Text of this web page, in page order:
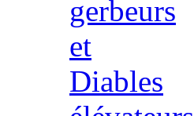
gerbeurs
et
Diables